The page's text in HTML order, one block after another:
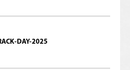
DAY-2025